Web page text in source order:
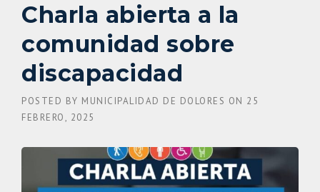
Charla abierta a la
comunidad sobre
discapacidad
POSTED BY MUNICIPALIDAD DE DOLORES ON 25
FEBRERO, 2025